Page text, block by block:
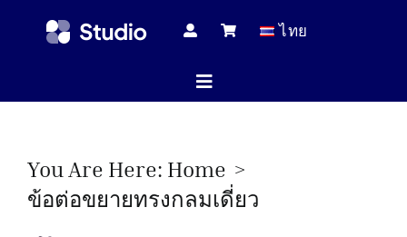
ไทย
Toggle
You Are Here: Home
ข้อต่อขยายทรงกลมเดี่ยว